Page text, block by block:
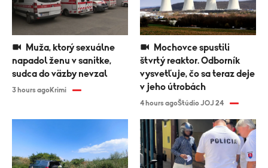
napadol ženu v sanitke,
sudca do väzby nevzal
3 hours agoKrimi
štvrtý reaktor. Odborník
vysvetľuje, čo sa teraz deje
v jeho útrobách
4 hours agoŠtúdio JOJ 24